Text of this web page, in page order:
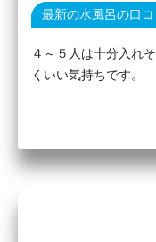
最新の水風呂の口コ
４～５人は十分入れ
くいい気持ちです。